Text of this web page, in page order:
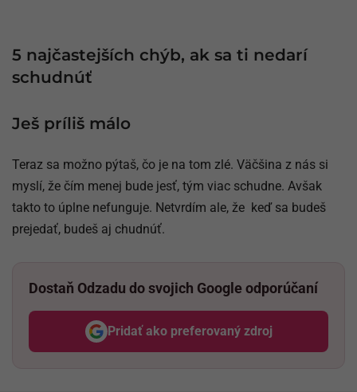
5 najčastejších chýb, ak sa ti nedarí
schudnúť
Ješ príliš málo
Teraz sa možno pýtaš, čo je na tom zlé. Väčšina z nás si
myslí, že čím menej bude jesť, tým viac schudne. Avšak
takto to úplne nefunguje. Netvrdím ale, že keď sa budeš
prejedať, budeš aj chudnúť.
Dostaň Odzadu do svojich Google odporúčaní
Pridať ako preferovaný zdroj
Odzadu, odkaz sa otvorí v